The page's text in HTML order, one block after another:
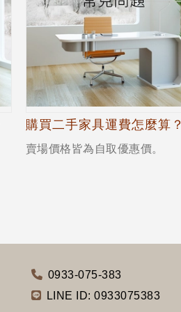
購買二手家具運費怎麼算？
賣場價格皆為自取優惠價。
0933-075-383
LINE ID: 0933075383